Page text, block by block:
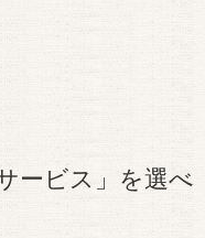
ービス」を選べ